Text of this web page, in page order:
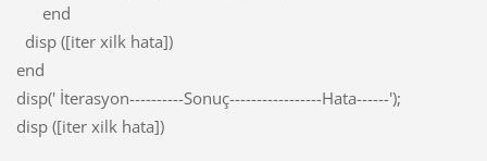
end
disp ([iter xilk hata])
end
disp(' İterasyon----------Sonuç-----------------Hata------');
disp ([iter xilk hata])